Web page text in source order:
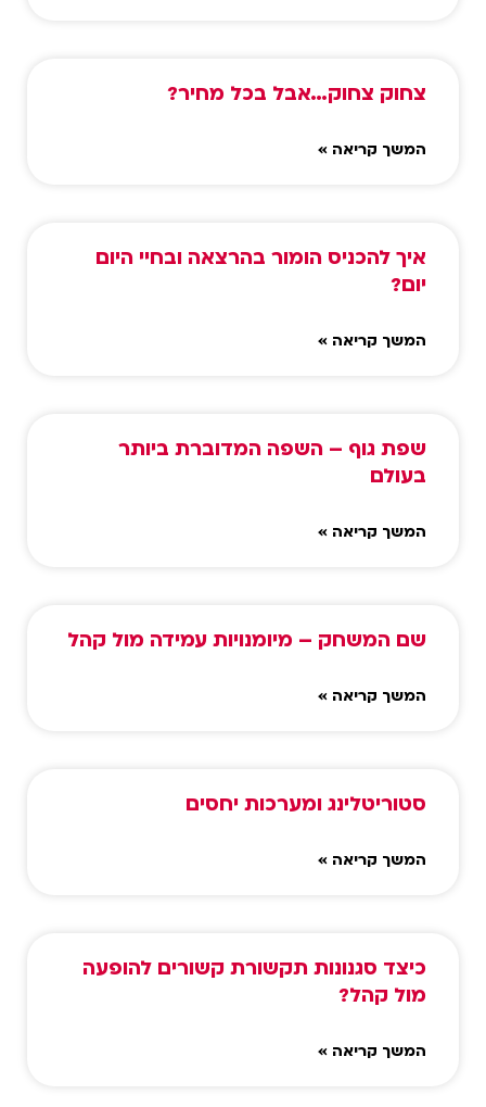
צחוק צחוק…אבל בכל מחיר?
המשך קריאה »
איך להכניס הומור בהרצאה ובחיי היום
יום?
המשך קריאה »
שפת גוף – השפה המדוברת ביותר
בעולם
המשך קריאה »
שם המשחק – מיומנויות עמידה מול קהל
המשך קריאה »
סטוריטלינג ומערכות יחסים
המשך קריאה »
כיצד סגנונות תקשורת קשורים להופעה
מול קהל?
המשך קריאה »